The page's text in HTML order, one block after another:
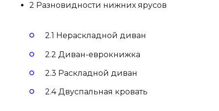
2 Разновидности нижних ярусов
2.1 Нераскладной диван
2.2 Диван-еврокнижка
2.3 Раскладной диван
2.4 Двуспальная кровать